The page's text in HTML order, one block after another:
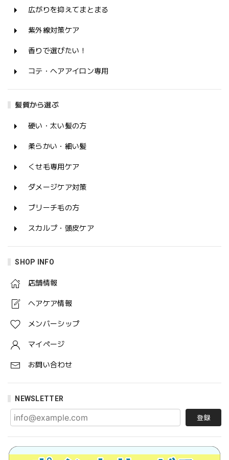
広がりを抑えてまとまる
紫外線対策ケア
香りで選びたい！
コテ・ヘアアイロン専用
髪質から選ぶ
硬い・太い髪の方
柔らかい・細い髪
くせ毛専用ケア
ダメージケア対策
ブリーチ毛の方
スカルプ・頭皮ケア
SHOP INFO
店舗情報
ヘアケア情報
メンバーシップ
マイページ
お問い合わせ
NEWSLETTER
登録